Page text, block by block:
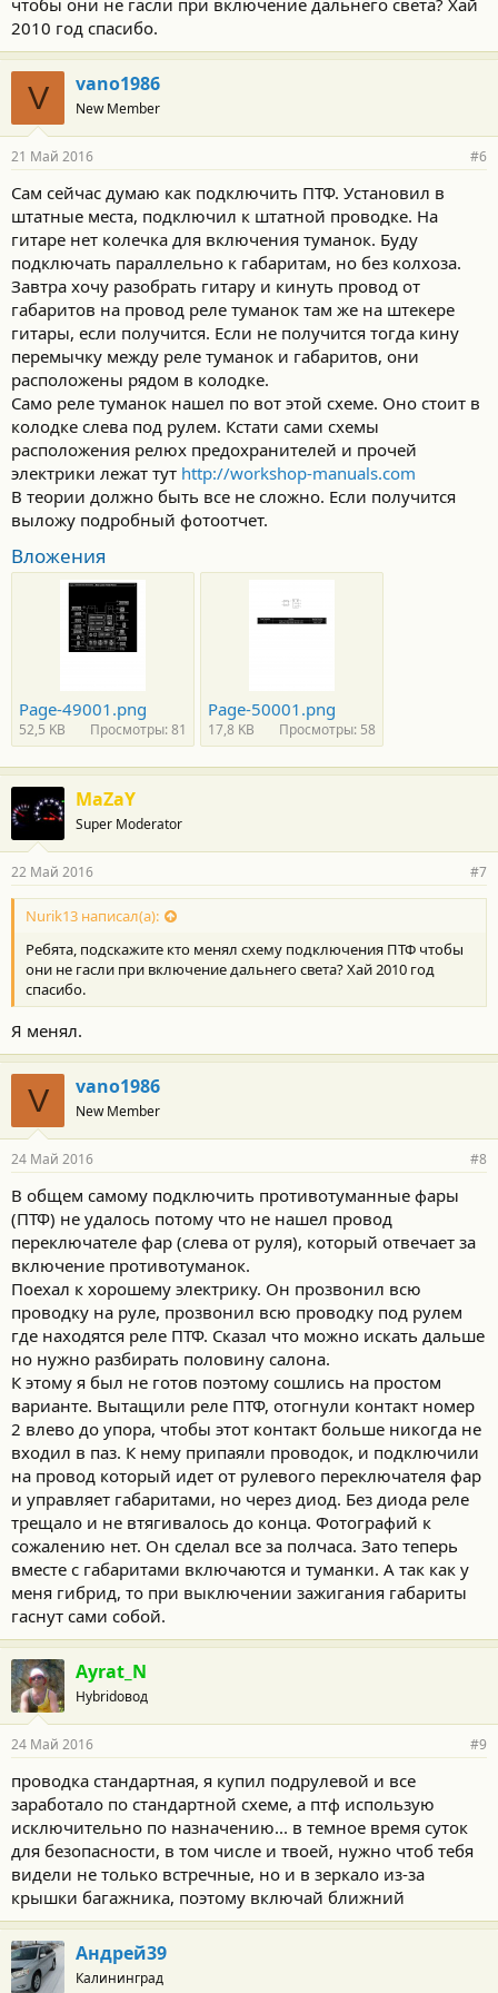
чтобы они не гасли при включение дальнего света? Хай
2010 год спасибо.
V vano1986
New Member
21 Май 2016 #6
Сам сейчас думаю как подключить ПТФ. Установил в
штатные места, подключил к штатной проводке. На
гитаре нет колечка для включения туманок. Буду
подключать параллельно к габаритам, но без колхоза.
Завтра хочу разобрать гитару и кинуть провод от
габаритов на провод реле туманок там же на штекере
гитары, если получится. Если не получится тогда кину
перемычку между реле туманок и габаритов, они
расположены рядом в колодке.
Само реле туманок нашел по вот этой схеме. Оно стоит в
колодке слева под рулем. Кстати сами схемы
расположения релюх предохранителей и прочей
электрики лежат тут http://workshop-manuals.com
В теории должно быть все не сложно. Если получится
выложу подробный фотоотчет.
Вложения
Page-49001.png
52,5 KB Просмотры: 81
Page-50001.png
17,8 KB Просмотры: 58
MaZaY
Super Moderator
22 Май 2016 #7
Nurik13 написал(а):
Ребята, подскажите кто менял схему подключения ПТФ чтобы
они не гасли при включение дальнего света? Хай 2010 год
спасибо.
Я менял.
V vano1986
New Member
24 Май 2016 #8
В общем самому подключить противотуманные фары
(ПТФ) не удалось потому что не нашел провод
переключателе фар (слева от руля), который отвечает за
включение противотуманок.
Поехал к хорошему электрику. Он прозвонил всю
проводку на руле, прозвонил всю проводку под рулем
где находятся реле ПТФ. Сказал что можно искать дальше
но нужно разбирать половину салона.
К этому я был не готов поэтому сошлись на простом
варианте. Вытащили реле ПТФ, отогнули контакт номер
2 влево до упора, чтобы этот контакт больше никогда не
входил в паз. К нему припаяли проводок, и подключили
на провод который идет от рулевого переключателя фар
и управляет габаритами, но через диод. Без диода реле
трещало и не втягивалось до конца. Фотографий к
сожалению нет. Он сделал все за полчаса. Зато теперь
вместе с габаритами включаются и туманки. А так как у
меня гибрид, то при выключении зажигания габариты
гаснут сами собой.
Ayrat_N
Hybridовод
24 Май 2016 #9
проводка стандартная, я купил подрулевой и все
заработало по стандартной схеме, а птф использую
исключительно по назначению... в темное время суток
для безопасности, в том числе и твоей, нужно чтоб тебя
видели не только встречные, но и в зеркало из-за
крышки багажника, поэтому включай ближний
Андрей39
Калининград